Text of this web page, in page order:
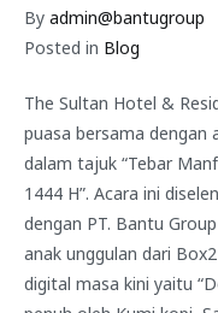
By admin@bantugroup
Posted in Blog
The Sultan Hotel &
puasa bersama dengan
dalam tajuk “Tebar
1444 H”. Acara ini
dengan PT. Bantu
anak unggulan dari
digital masa kini yaitu